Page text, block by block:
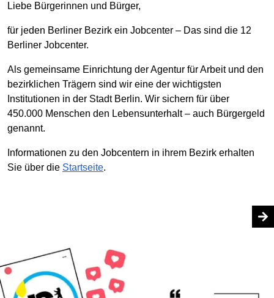
Liebe Bürgerinnen und Bürger,
für jeden Berliner Bezirk ein Jobcenter – Das sind die 12
Berliner Jobcenter.
Als gemeinsame Einrichtung der Agentur für Arbeit und den
bezirklichen Trägern sind wir eine der wichtigsten
Institutionen in der Stadt Berlin. Wir sichern für über
450.000 Menschen den Lebensunterhalt – auch Bürgergeld
genannt.
Informationen zu den Jobcentern in ihrem Bezirk erhalten
Sie über die Startseite.